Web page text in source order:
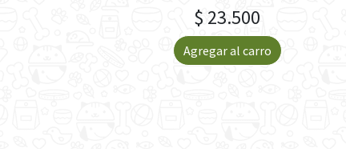
$ 23.500
Agregar al carro